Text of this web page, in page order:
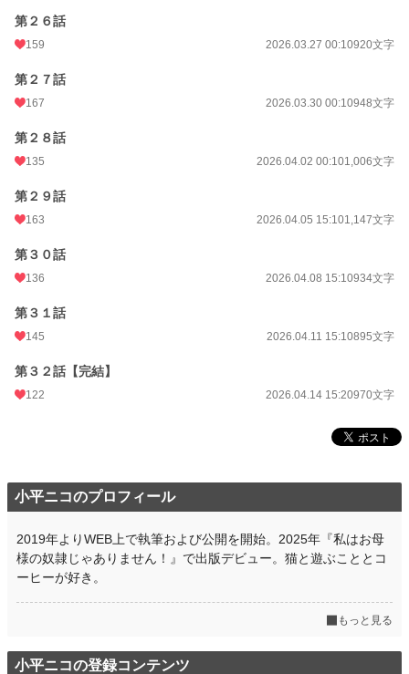
第２６話
159 2026.03.27 00:10920文字
第２７話
167 2026.03.30 00:10948文字
第２８話
135 2026.04.02 00:101,006文字
第２９話
163 2026.04.05 15:101,147文字
第３０話
136 2026.04.08 15:10934文字
第３１話
145 2026.04.11 15:10895文字
第３２話【完結】
122 2026.04.14 15:20970文字
小平ニコのプロフィール
2019年よりWEB上で執筆および公開を開始。2025年『私はお母
様の奴隷じゃありません！』で出版デビュー。猫と遊ぶこととコ
ーヒーが好き。
もっと見る
小平ニコの登録コンテンツ